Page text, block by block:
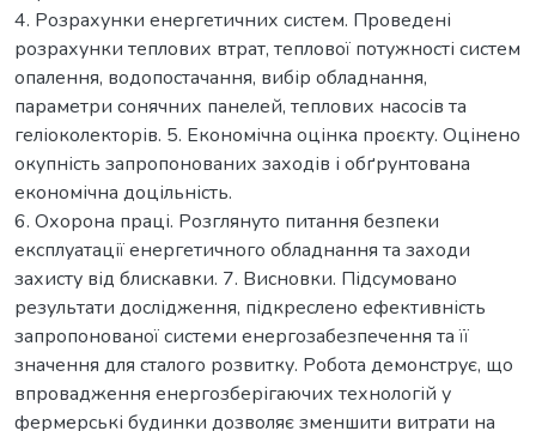
4. Розрахунки енергетичних систем. Проведені
розрахунки теплових втрат, теплової потужності систем
опалення, водопостачання, вибір обладнання,
параметри сонячних панелей, теплових насосів та
геліоколекторів. 5. Економічна оцінка проєкту. Оцінено
окупність запропонованих заходів і обґрунтована
економічна доцільність.
6. Охорона праці. Розглянуто питання безпеки
експлуатації енергетичного обладнання та заходи
захисту від блискавки. 7. Висновки. Підсумовано
результати дослідження, підкреслено ефективність
запропонованої системи енергозабезпечення та її
значення для сталого розвитку. Робота демонструє, що
впровадження енергозберігаючих технологій у
фермерські будинки дозволяє зменшити витрати на